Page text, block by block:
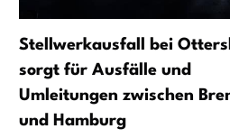
Stellwerkausfall bei
sorgt für Ausfälle und
Umleitungen zwischen
und Hamburg